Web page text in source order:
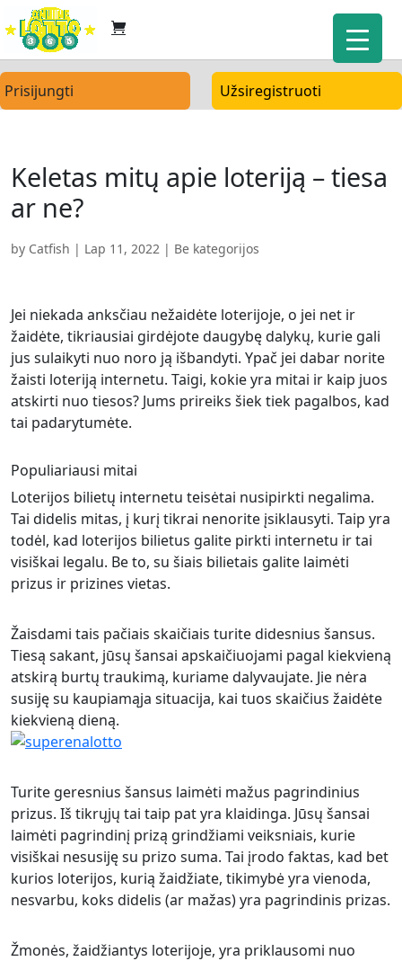
Prisijungti Užsiregistruoti
Keletas mitų apie loteriją – tiesa
ar ne?
by Catfish | Lap 11, 2022 | Be kategorijos
Jei niekada anksčiau nežaidėte loterijoje, o jei net ir
žaidėte, tikriausiai girdėjote daugybę dalykų, kurie gali
jus sulaikyti nuo noro ją išbandyti. Ypač jei dabar norite
žaisti loteriją internetu. Taigi, kokie yra mitai ir kaip juos
atskirti nuo tiesos? Jums prireiks šiek tiek pagalbos, kad
tai padarytumėte.
Populiariausi mitai
Loterijos bilietų internetu teisėtai nusipirkti negalima.
Tai didelis mitas, į kurį tikrai nenorite įsiklausyti. Taip yra
todėl, kad loterijos bilietus galite pirkti internetu ir tai
visiškai legalu. Be to, su šiais bilietais galite laimėti
prizus ir prizines vietas.
Žaisdami tais pačiais skaičiais turite didesnius šansus.
Tiesą sakant, jūsų šansai apskaičiuojami pagal kiekvieną
atskirą burtų traukimą, kuriame dalyvaujate. Jie nėra
susiję su kaupiamąja situacija, kai tuos skaičius žaidėte
kiekvieną dieną.
Turite geresnius šansus laimėti mažus pagrindinius
prizus. Iš tikrųjų tai taip pat yra klaidinga. Jūsų šansai
laimėti pagrindinį prizą grindžiami veiksniais, kurie
visiškai nesusiję su prizo suma. Tai įrodo faktas, kad bet
kurios loterijos, kurią žaidžiate, tikimybė yra vienoda,
nesvarbu, koks didelis (ar mažas) yra pagrindinis prizas.
Žmonės, žaidžiantys loterijoje, yra priklausomi nuo